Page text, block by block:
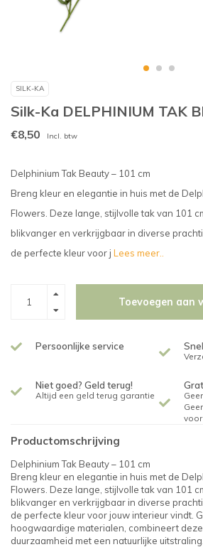
SILK-KA
Silk-Ka DELPHINIUM TAK
€8,50 Incl. btw
Delphinium Tak Beauty – 101 cm
Breng kleur en elegantie in huis met de
Flowers. Deze lange, stijlvolle tak van 101
blikvanger en verkrijgbaar in diverse
de perfecte kleur voor j Lees meer..
Toevoegen aan
Persoonlijke service
Niet goed? Geld terug!
Altijd een geld terug garantie
voor
Productomschrijving
Delphinium Tak Beauty – 101 cm
Breng kleur en elegantie in huis met de
Flowers. Deze lange, stijlvolle tak van 101
blikvanger en verkrijgbaar in diverse
de perfecte kleur voor jouw interieur vindt.
hoogwaardige materialen, combineert
duurzaamheid met een natuurlijke